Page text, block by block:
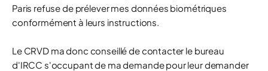
Paris refuse de prélever mes données biométriques
conformément à leurs instructions.
Le CRVD ma donc conseillé de contacter le bureau
d'IRCC s'occupant de ma demande pour leur demander